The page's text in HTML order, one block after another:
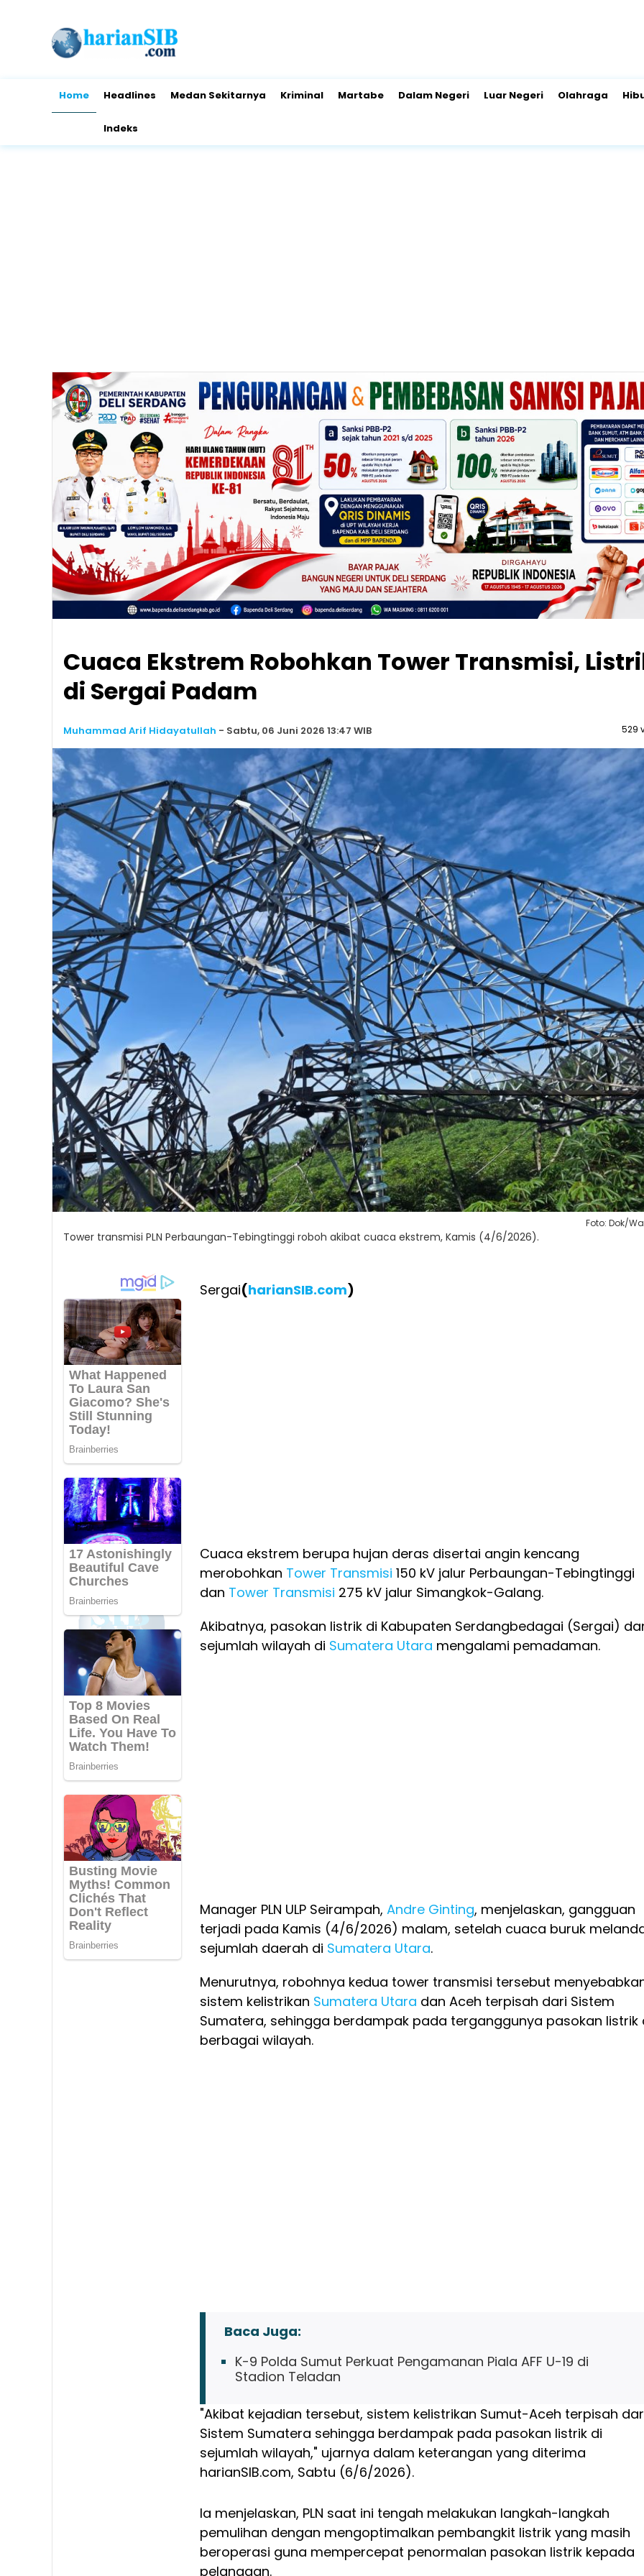
Home Headlines Medan Sekitarnya Kriminal Martabe Dalam Negeri Luar Negeri Olahraga
Indeks
Cuaca Ekstrem Robohkan Tower Transmisi,
di Sergai Padam
Muhammad Arif Hidayatullah - Sabtu, 06 Juni 2026 13:47 WIB 529
Foto: Dok/
Tower transmisi PLN Perbaungan-Tebingtinggi roboh akibat cuaca ekstrem, Kamis (4/6/2026).
Sergai(harianSIB.com)
Cuaca ekstrem berupa hujan deras disertai angin kencang
merobohkan Tower Transmisi 150 kV jalur Perbaungan-Tebingtinggi
dan Tower Transmisi 275 kV jalur Simangkok-Galang.
Akibatnya, pasokan listrik di Kabupaten Serdangbedagai (Sergai)
sejumlah wilayah di Sumatera Utara mengalami pemadaman.
Manager PLN ULP Seirampah, Andre Ginting, menjelaskan, gangguan
terjadi pada Kamis (4/6/2026) malam, setelah cuaca buruk
sejumlah daerah di Sumatera Utara.
Menurutnya, robohnya kedua tower transmisi tersebut
sistem kelistrikan Sumatera Utara dan Aceh terpisah dari Sistem
Sumatera, sehingga berdampak pada terganggunya pasokan listrik
berbagai wilayah.
Baca Juga:
K-9 Polda Sumut Perkuat Pengamanan Piala AFF U-19 di
Stadion Teladan
"Akibat kejadian tersebut, sistem kelistrikan Sumut-Aceh terpisah
Sistem Sumatera sehingga berdampak pada pasokan listrik di
sejumlah wilayah," ujarnya dalam keterangan yang diterima
harianSIB.com, Sabtu (6/6/2026).
Ia menjelaskan, PLN saat ini tengah melakukan langkah-langkah
pemulihan dengan mengoptimalkan pembangkit listrik yang masih
beroperasi guna mempercepat penormalan pasokan listrik kepada
pelanggan.